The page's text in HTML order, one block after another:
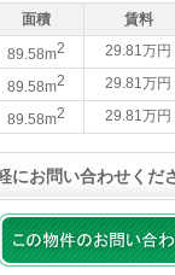
面積
賃料
89.58m2
29.81万円
89.58m2
29.81万円
89.58m2 29.81万円
にお問い合わせくだ